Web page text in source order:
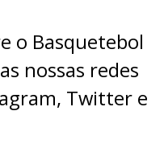
o Basquetebol
nossas redes
, Twitter e